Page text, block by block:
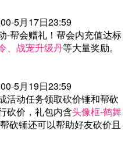
5月17日23:59
-帮会赠礼！帮会内充值达标
、战宠升级丹等大量奖励。
5月19日23:59
活动任务领取砍价锤和帮砍
砍价，礼包内含头像框-鹤舞
砍锤还可以帮助好友砍价且